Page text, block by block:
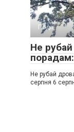
Події
Не
Не рубай
серпня 6